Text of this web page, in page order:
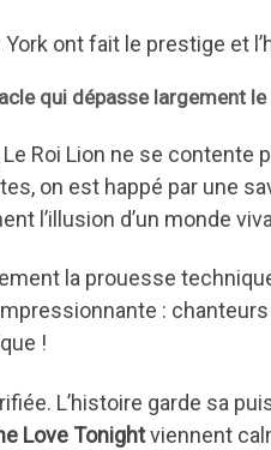
ont fait le prestige et
qui dépasse largement
Le Roi Lion ne se contente
on est happé par une
l’illusion d’un monde
la prouesse
:
!
L’histoire garde sa
Love Tonightviennent